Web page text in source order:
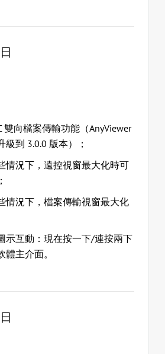
雙向檔案傳輸功能（AnyViewer
級到 3.0.0 版本）；
情況下，遠控視窗最大化時可
情況下，檔案傳輸視窗最大化
示互動：現在按一下/連按兩下
主介面。